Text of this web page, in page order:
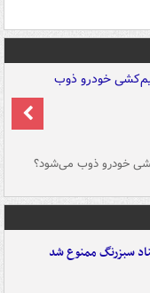
خودرو ذوب می‌شود؟
سبزرنگ ممنوع شد